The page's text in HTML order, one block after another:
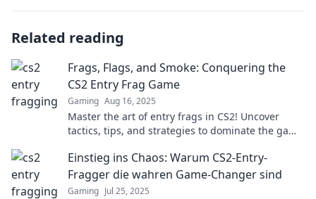
Related reading
Frags, Flags, and Smoke: Conquering the
CS2 Entry Frag Game
Gaming Aug 16, 2025
Master the art of entry frags in CS2! Uncover
tactics, tips, and strategies to dominate the game
Einstieg ins Chaos: Warum CS2-Entry-
Fragger die wahren Game-Changer sind
Gaming Jul 25, 2025